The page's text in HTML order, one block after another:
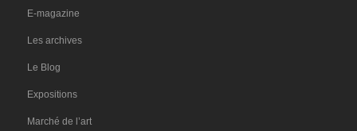
E-magazine
Les archives
Le Blog
Expositions
Marché de l’art